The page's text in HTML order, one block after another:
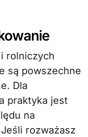
rolniczych
są powszechne
Dla
praktyka jest
na
rozważasz